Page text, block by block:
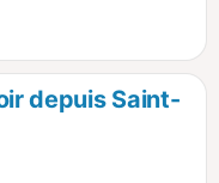
depuis Saint-